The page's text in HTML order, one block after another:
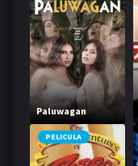
Paluwagan
PELICULA